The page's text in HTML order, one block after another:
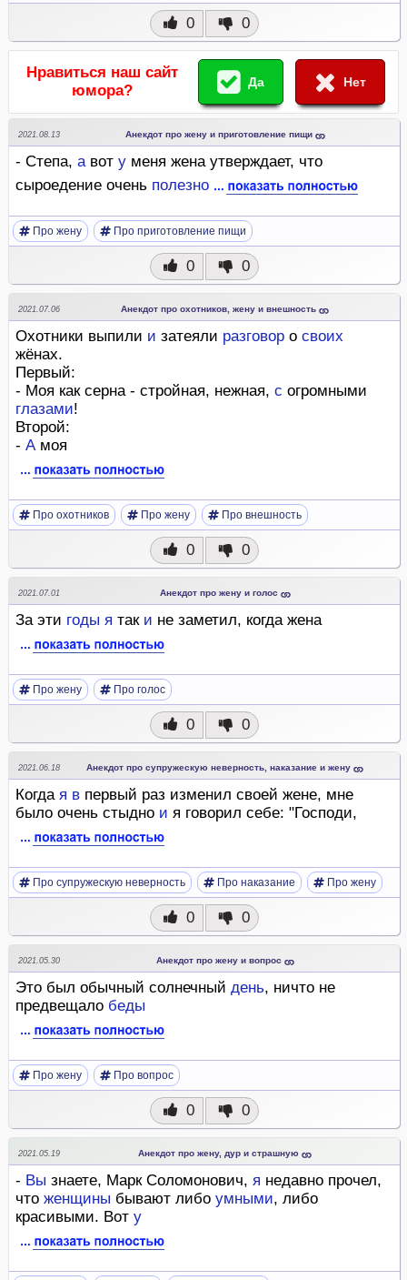
0 0
Нравиться наш сайт
юмора?
Да Нет
2021.08.13 Анекдот про жену и приготовление пищи
- Степа, авот у меня жена утверждает, что
сыроедение очень полезно
Про жену Про приготовление пищи
0 0
2021.07.06 Анекдот про охотников, жену и внешность
Охотники выпили и затеяли разговор о своих
жёнах.
Первый:
- Моя как серна - стройная, нежная, с огромными
глазами!
Второй:
- Амоя
Про охотников Про жену Про внешность
0 0
2021.07.01 Анекдот про жену и голос
За эти годы я так и не заметил, когда жена
Про жену Про голос
0 0
2021.06.18 Анекдот про супружескую неверность, наказание и жену
Когда я в первый раз изменил своей жене, мне
было очень стыдно и я говорил себе: "Господи,
Про супружескую неверность Про наказание Про жену
0 0
2021.05.30 Анекдот про жену и вопрос
Это был обычный солнечный день, ничто не
предвещало беды
Про жену Про вопрос
0 0
2021.05.19 Анекдот про жену, дур и страшную
- Вы знаете, Марк Соломонович, я недавно прочел,
что женщины бывают либо умными, либо
красивыми. Вот у